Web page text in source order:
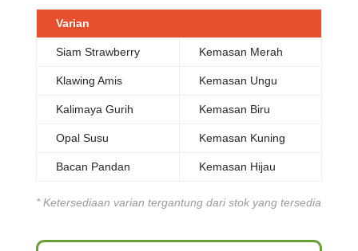
Varian
Siam Strawberry Kemasan Merah
Klawing Amis Kemasan Ungu
Kalimaya Gurih Kemasan Biru
Opal Susu Kemasan Kuning
Bacan Pandan Kemasan Hijau
* Ketersediaan varian tergantung dari stok yang tersedia